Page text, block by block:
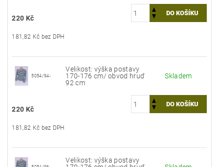
220 Kč
181,82 Kč bez DPH
5054/94-
Velikost: výška postavy
170-176 cm/ obvod hruď
92 cm
Skladem
220 Kč
181,82 Kč bez DPH
Velikost: výška postavy